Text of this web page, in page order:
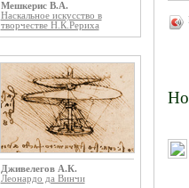
Мешкерис В.А.
Наскальное искусство в
творчестве Н.К.Рериха
Дживелегов А.К.
Леонардо да Винчи